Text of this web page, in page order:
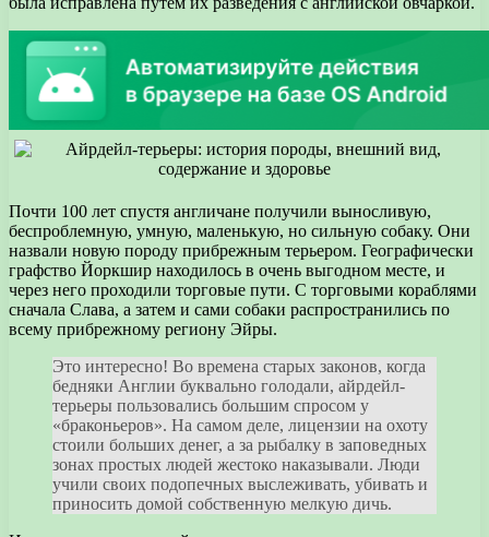
Почти 100 лет спустя англичане получили выносливую,
беспроблемную, умную, маленькую, но сильную собаку. Они
назвали новую породу прибрежным терьером. Географически
графство Йоркшир находилось в очень выгодном месте, и
через него проходили торговые пути. С торговыми кораблями
сначала Слава, а затем и сами собаки распространились по
всему прибрежному региону Эйры.
Это интересно! Во времена старых законов, когда
бедняки Англии буквально голодали, айрдейл-
терьеры пользовались большим спросом у
«браконьеров». На самом деле, лицензии на охоту
стоили больших денег, а за рыбалку в заповедных
зонах простых людей жестоко наказывали. Люди
учили своих подопечных выслеживать, убивать и
приносить домой собственную мелкую дичь.